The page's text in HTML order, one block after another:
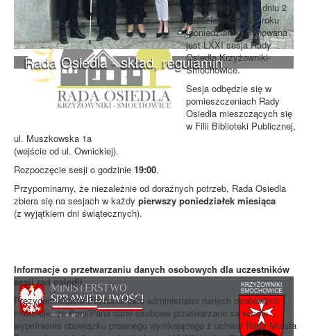
Rada Osiedla - skład, regulamin
Informujemy, że w dniu 2
października 2023 roku
(poniedziałek) planowana
jest LXXI sesja Rady
Osiedla Krzyżowniki-
Smochowice.
Sesja odbędzie się w
pomieszczeniach Rady
Osiedla mieszczących się
w Filii Biblioteki Publicznej,
ul. Muszkowska 1a
(wejście od ul. Ownickiej).
Rozpoczęcie sesji o godzinie 19:00.
Przypominamy, że niezależnie od doraźnych potrzeb, Rada Osiedla
zbiera się na sesjach w każdy pierwszy poniedziałek miesiąca
(z wyjątkiem dni świątecznych).
Informacje o przetwarzaniu danych osobowych dla uczestników
sesji rad osiedli.
Prezydent Miasta Poznania jako administrator danych osobowych
informuje, że Pani/Pana dane osobowe przetwarzane są w celu
wypełnienia obowiązku prawnego wynikającego z uchwał Rady Miasta